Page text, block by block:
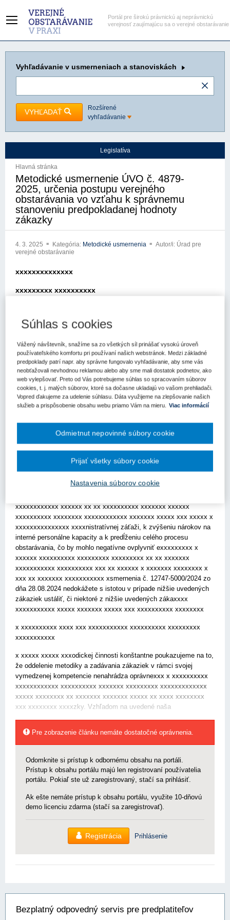
Portál pre širokú právnickú aj neprávnickú
verejnosť zaujímajúcu sa o verejné obstarávanie
Vyhľadávanie v usmerneniach a stanoviskách
VYHĽADAŤ
Rozšírené
vyhľadávanie
Legislatíva
Hlavná stránka
Metodické usmernenie ÚVO č. 4879-
2025, určenia postupu verejného
obstarávania vo vzťahu k správnemu
stanoveniu predpokladanej hodnoty
zákazky
4. 3. 2025 Kategória: Metodické usmernenia
Autor/i: Úrad pre
verejné obstarávanie
xxxxxxxxxxxxxx
xxxxxxxxx xxxxxxxxxx
xxxxxxxxxxx xxxxxxxxxx
xxx xxxxxxxxxx xxx xx xxxxxxxx xx xxxx xxx xxxxxxx
obstarávanie (ďalej len „úrad“) so žiadosťou o metodické
usmernenie k aplikácii zákona č. 343/2015 Z.z. o verejnom
obstarávaní a o zmene a doplnení nixxxxxxxx xxxxxxx x xxxxx
xxxxxxxxxx xxxxxxxxx xxxxxx xxx xxxxxx x xxxxxxxx
xxxxxxxxxxxxxx
xxxxnia postupu verejného obstarávania vo vzťahu k správnemu
stanoveniu predpokladanej hodnoty zákazky. Uvádzate, že ako
verejný obstarávateľ budete v xxxxxx xxxxxxxxxxxx xxxxx
xxxxxxxx xx xxxxxxxx xxxxx x xxxxxxxxxx xx xxxxxxxxx xxxxx
súlade so zákonom o verejnom obstarávaní, avšak zároveň
xxxxxxxxxxxx xxxxxx xx xx xxxxxxxxxx xxxxxxx xxxxxx
xxxxxxxxxx xxxxxxxx xxxxxxxxxxxx xxxxxxx xxxxx xxx xxxxx x
xxxxxxxxxxxxxxx xxxxnistratívnej záťaži, k zvýšeniu nárokov na
interné personálne kapacity a k predĺženiu celého procesu
obstarávania, čo by mohlo negatívne ovplyvniť exxxxxxxxx x
xxxxxx xxxxxxxxxx xxxxxxxxx xxxxxxxxx xx xx xxxxxxx
xxxxxxxxxxx xxxxxxxxxx xxx xx xxxxxx x xxxxxxx xxxxxxxx x
xxx xx xxxxxxx xxxxxxxxxxx xsmernenia č. 12747-5000/2024 zo
dňa 28.08.2024 nedokážete s istotou v prípade nižšie uvedených
zákaziek ustáliť, či niektoré z nižšie uvedených zákaxxxx
xxxxxxxxxxx xxxxx xxxxxxx xxxxx xxx xxxxxxxxxx xxxxxxxx
x xxxxxxxxxx xxxx xxx xxxxxxxxxxx xxxxxxxxxx xxxxxxxxx
xxxxxxxxxxx
x xxxxx xxxxx xxxodickej činnosti konštantne poukazujeme na to,
že oddelenie metodiky a zadávania zákaziek v rámci svojej
vymedzenej kompetencie nenahrádza oprávnexxx x xxxxxxxxxx
xxxxxxxxxxxx xxxxxxxxxx xxxxxxx xxxxxxxxx xxxxxxxxxxxxx
xxxxx xxxxxxxx xx xxxxxxx xxxxxxx xxxxx xx xxxx xxxxxxxx
xxx xxxxxxxx xxxxzky. Vzhľadom na uvedené naša
Pre zobrazenie článku nemáte dostatočné oprávnenia.
Odomknite si prístup k odbornému obsahu na portáli.
Prístup k obsahu portálu majú len registrovaní používatelia
portálu. Pokiaľ ste už zaregistrovaný, stačí sa prihlásiť.
Ak ešte nemáte prístup k obsahu portálu, využite 10-dňovú
demo licenciu zdarma (stačí sa zaregistrovať).
Registrácia Prihlásenie
Bezplatný odpovedný servis pre predplatiteľov
Súhlas s cookies
Vážený návštevník, snažíme sa zo všetkých síl prinášať vysokú úroveň
používateľského komfortu pri používaní našich webstránok. Medzi základné
predpoklady patrí napr. aby správne fungovalo vyhľadávanie, aby sme vás
neobťažovali nevhodnou reklamou alebo aby sme mali dostatok podnetov, ako
web vylepšovať. Preto od Vás potrebujeme súhlas so spracovaním súborov
cookies, t. j. malých súborov, ktoré sa dočasne ukladajú vo vašom prehliadači.
Vopred ďakujeme za udelenie súhlasu. Dáta využijeme na zlepšovanie našich
služieb a prispôsobenie obsahu webu priamo Vám na mieru. Viac informácií
Nastavenia súborov cookie
Odmietnut nepovinné súbory cookie
Prijať všetky súbory cookie